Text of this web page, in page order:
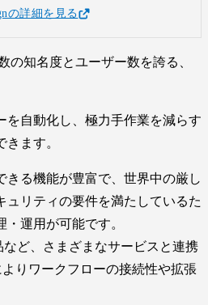
の詳細を見る
の知名度とユーザー数を誇る、
を自動化し、極力手作業を減らす
ます。
きる機能が豊富で、世界中の厳し
ュリティの要件を満たしているた
運用が可能です。
ど、さまざまなサービスと連携
りワークフローの接続性や拡張